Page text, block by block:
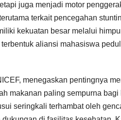
juga menjadi motor
terkait pencegahan
kekuatan besar melalui
aliansi mahasiswa
menegaskan pentingnya
makanan paling sempurna
seringkali terhambat oleh